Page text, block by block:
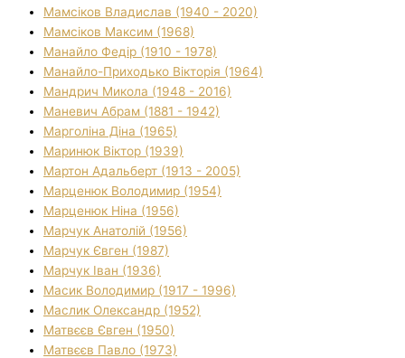
Мамсіков Владислав (1940 - 2020)
Мамсіков Максим (1968)
Манайло Федір (1910 - 1978)
Манайло-Приходько Вікторія (1964)
Мандрич Микола (1948 - 2016)
Маневич Абрам (1881 - 1942)
Марголіна Діна (1965)
Маринюк Віктор (1939)
Мартон Адальберт (1913 - 2005)
Марценюк Володимир (1954)
Марценюк Ніна (1956)
Марчук Анатолій (1956)
Марчук Євген (1987)
Марчук Іван (1936)
Масик Володимир (1917 - 1996)
Маслик Олександр (1952)
Матвєєв Євген (1950)
Матвєєв Павло (1973)